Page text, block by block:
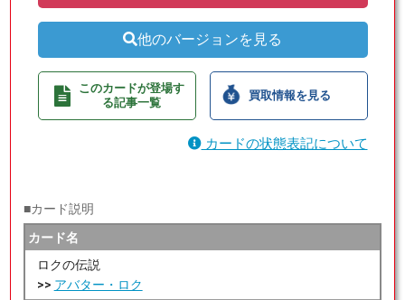
他のバージョンを見る
このカードが登場す
る記事一覧
買取情報を見る
カードの状態表記について
■カード説明
カード名
ロクの伝説
>> アバター・ロク